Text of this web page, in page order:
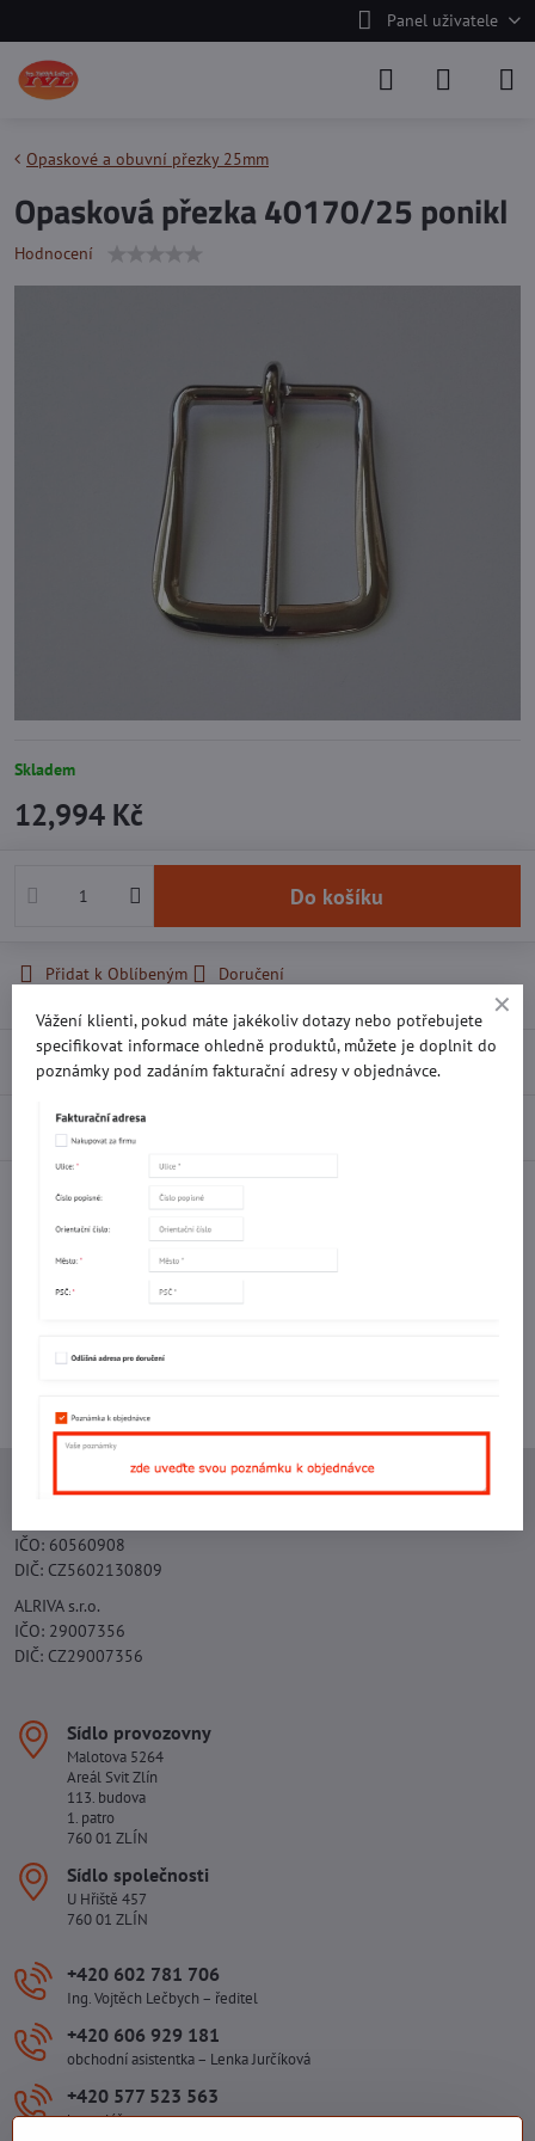
Panel uživatele
Opaskové a obuvní přezky 25mm
Opasková přezka 40170/25 ponikl
Hodnocení
Skladem
12,994 Kč
Do košíku
Přidat k Oblíbeným Doručení
Recenze
Diskuse 0
Potřebujete poradit s objednávkou?
Ing. Vojtěch Lečbych - IVL
IČO: 60560908
DIČ: CZ5602130809
ALRIVA s.r.o.
IČO: 29007356
DIČ: CZ29007356
Sídlo provozovny
Malotova 5264
Areál Svit Zlín
113. budova
1. patro
760 01 ZLÍN
Sídlo společnosti
U Hřiště 457
760 01 ZLÍN
+420 602 781 706
Ing. Vojtěch Lečbych – ředitel
+420 606 929 181
obchodní asistentka – Lenka Jurčíková
+420 577 523 563
kancelář
Vážení klienti, pokud máte jakékoliv dotazy nebo potřebujete
specifikovat informace ohledně produktů, můžete je doplnit do
poznámky pod zadáním fakturační adresy v objednávce.